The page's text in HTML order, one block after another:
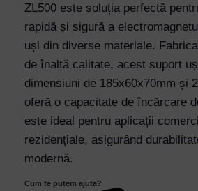
SM-
ZL500
Aluminiu
Instalare
Simplă
Dimensiuni
185x60x70mm
265x45x72mm
quantity
ZL500 este soluția perfectă
rapidă și sigură a
uși din diverse materiale.
de înaltă calitate, acest suport
dimensiuni de 185x60x70mm și
oferă o capacitate de încărcare
este ideal pentru aplicații
rezidențiale, asigurând
modernă.
Cum te putem ajuta?